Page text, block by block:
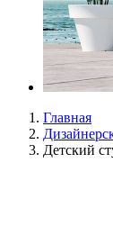
Главная
Детский